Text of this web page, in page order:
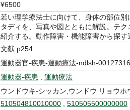
¥6500
若い理学療法士に向けて、身体の部位
タディを、写真や図とともに解説。テ
紹介する。動作障害・機能障害から探
文献:p254
運動器官-疾患-運動療法-ndlsh-
運動器-疾患
運動療法
ウンドウキ-シッカン,ウンドウ リョウホ
510504810010000 510505500000000